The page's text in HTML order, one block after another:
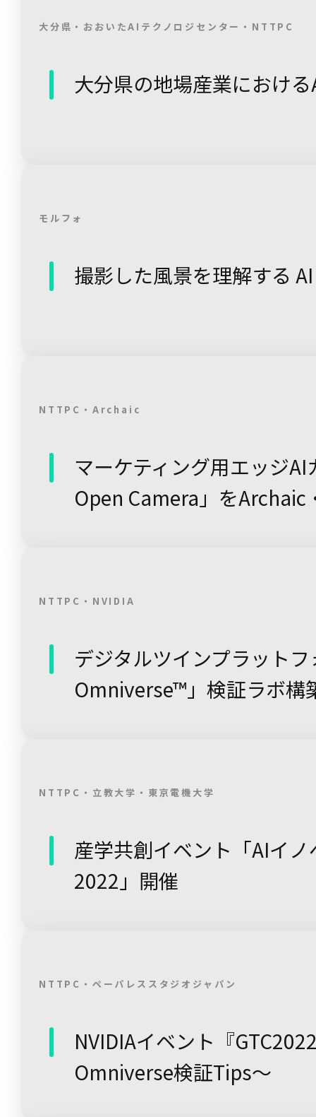
大分県・おおいたAIテクノロジセンター・NTTPC
大分県の地場産業におけ
モルフォ
撮影した風景を理解する
NTTPC・Archaic
マーケティング用エッジ
Open Camera」をArchaic
NTTPC・NVIDIA
デジタルツインプラット
Omniverse™」検証ラボ構
NTTPC・立教大学・東京電機大学
産学共創イベント「AIイ
2022」開催
NTTPC・ペーパレススタジオジャパン
NVIDIAイベント『
Omniverse検証Tips～